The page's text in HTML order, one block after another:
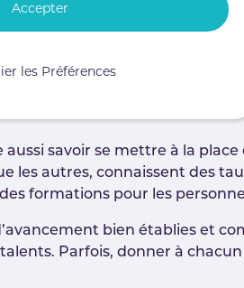
il est important de
de recrutement.
savoir se mettre à la place
autres, connaissent des
formations pour les
bien établies et
Parfois, donner à
les Préférences
Accepter